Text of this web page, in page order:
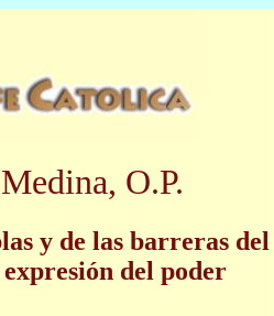
O.P.
y de las barreras del
del poder